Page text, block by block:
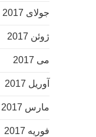
جولای 2017
ژوئن 2017
می 2017
آوریل 2017
مارس 2017
فوریه 2017